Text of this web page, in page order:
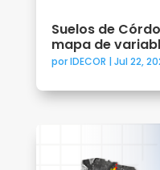
Suelos de
mapa de
porIDECOR | Jul 22,